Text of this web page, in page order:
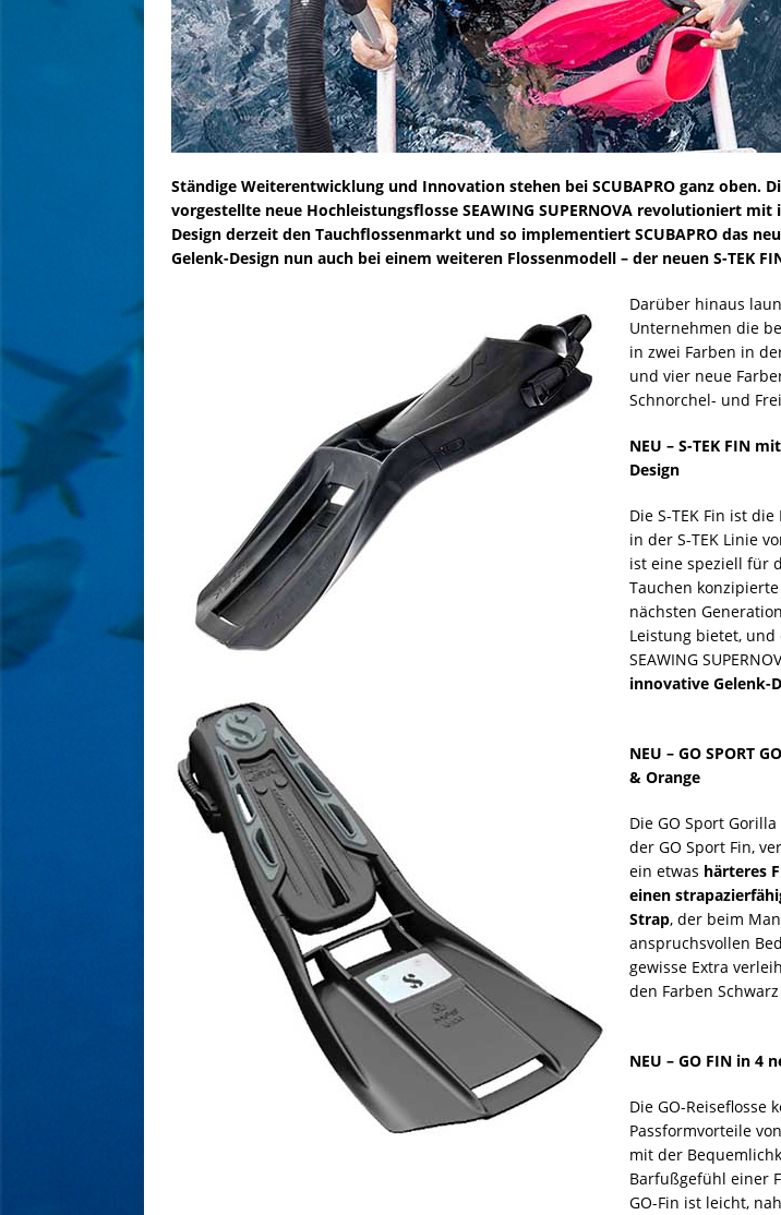
Ständige Weiterentwicklung und Innovation stehen bei SCUBAPRO ganz oben.
vorgestellte neue Hochleistungsflosse SEAWING SUPERNOVA revolutioniert mit
Design derzeit den Tauchflossenmarkt und so implementiert SCUBAPRO das
Gelenk-Design nun auch bei einem weiteren Flossenmodell – der neuen S-TEK
Darüber hinaus
Unternehmen die
in zwei Farben in
und vier neue
Schnorchel- und
NEU – S-TEK FIN
Design
Die S-TEK Fin ist
in der S-TEK Linie
ist eine speziell für
Tauchen
nächsten
Leistung bietet,
SEAWING
innovative Gelenk-
NEU – GO SPORT
& Orange
Die GO Sport
der GO Sport Fin,
ein etwas härteres
einen
Strap, der beim
anspruchsvollen
gewisse Extra
den Farben
NEU – GO FIN in 4
Die GO-Reiseflosse
Passformvorteile
mit der
Barfußgefühl einer
GO-Fin ist leicht,